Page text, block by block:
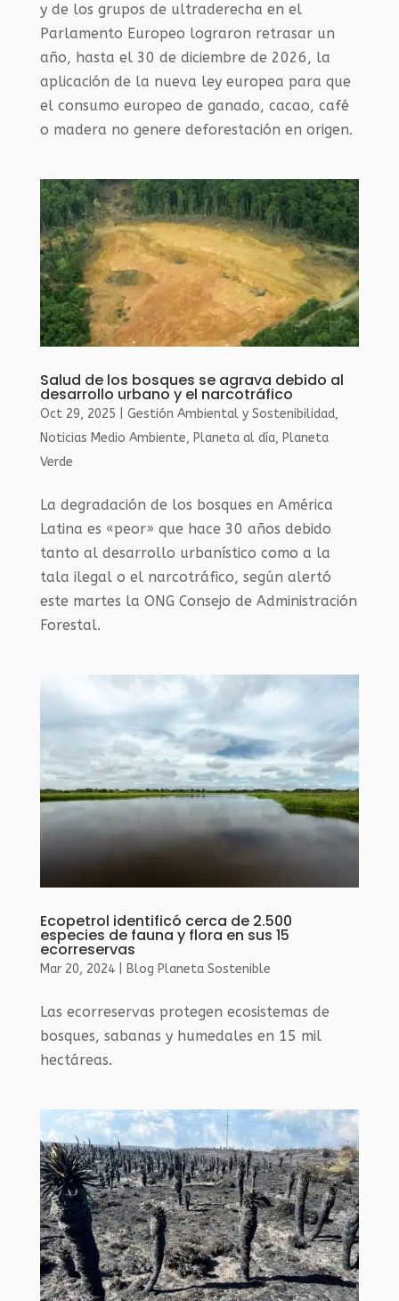
y de los grupos de ultraderecha en el
Parlamento Europeo lograron retrasar un
año, hasta el 30 de diciembre de 2026, la
aplicación de la nueva ley europea para que
el consumo europeo de ganado, cacao, café
o madera no genere deforestación en origen.
Salud de los bosques se agrava debido al
desarrollo urbano y el narcotráfico
Oct 29, 2025 Gestión Ambiental y Sostenibilidad,
Noticias Medio Ambiente, Planeta al día, Planeta
Verde
La degradación de los bosques en América
Latina es «peor» que hace 30 años debido
tanto al desarrollo urbanístico como a la
tala ilegal o el narcotráfico, según alertó
este martes la ONG Consejo de Administración
Forestal.
Ecopetrol identificó cerca de 2.500
especies de fauna y flora en sus 15
ecorreservas
Mar 20, 2024| Blog Planeta Sostenible
Las ecorreservas protegen ecosistemas de
bosques, sabanas y humedales en 15 mil
hectáreas.